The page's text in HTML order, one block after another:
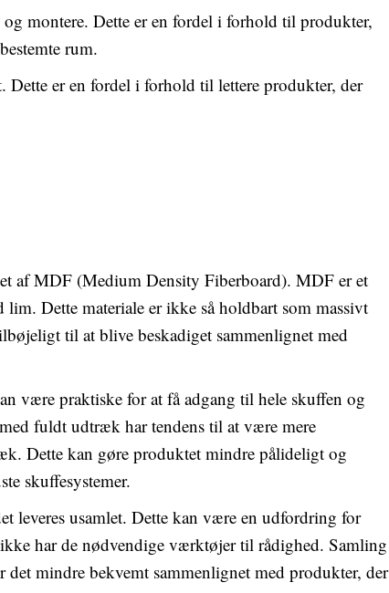
montere. Dette er en fordel i forhold til produkter,
rum.
er en fordel i forhold til lettere produkter, der
af MDF (Medium Density Fiberboard). MDF er et
Dette materiale er ikke så holdbart som massivt
til at blive beskadiget sammenlignet med
være praktiske for at få adgang til hele skuffen og
fuldt udtræk har tendens til at være mere
Dette kan gøre produktet mindre pålideligt og
skuffesystemer.
leveres usamlet. Dette kan være en udfordring for
har de nødvendige værktøjer til rådighed. Samling
mindre bekvemt sammenlignet med produkter, der